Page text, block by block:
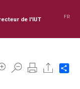
de l'IUT FR